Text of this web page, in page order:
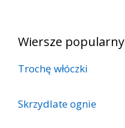
Wiersze
Trochę włóczki
Skrzydlate ognie